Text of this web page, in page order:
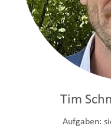
Tim
Aufgaben: